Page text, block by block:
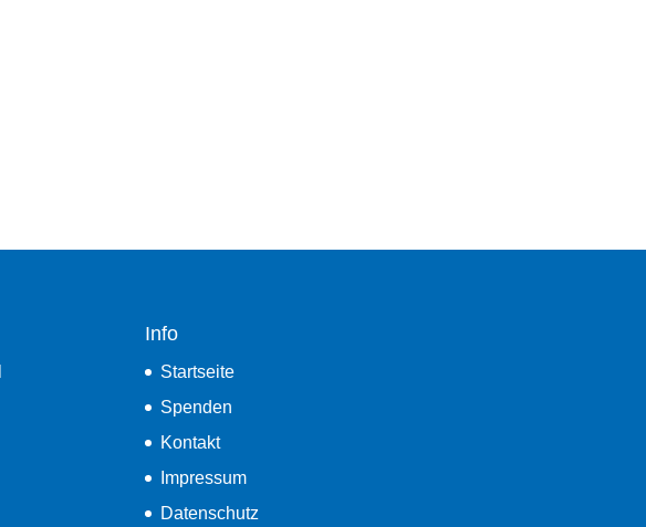
Info
Startseite
Spenden
Kontakt
Impressum
Datenschutz